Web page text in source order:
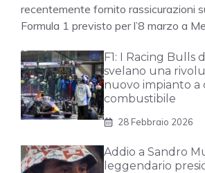
recentemente fornito rassicurazioni
Formula 1 previsto per l’8 marzo a
F1: I Racing Bulls
svelano una
nuovo impianto a
combustibile
28 Febbraio 2026
Addio a Sandro
leggendario